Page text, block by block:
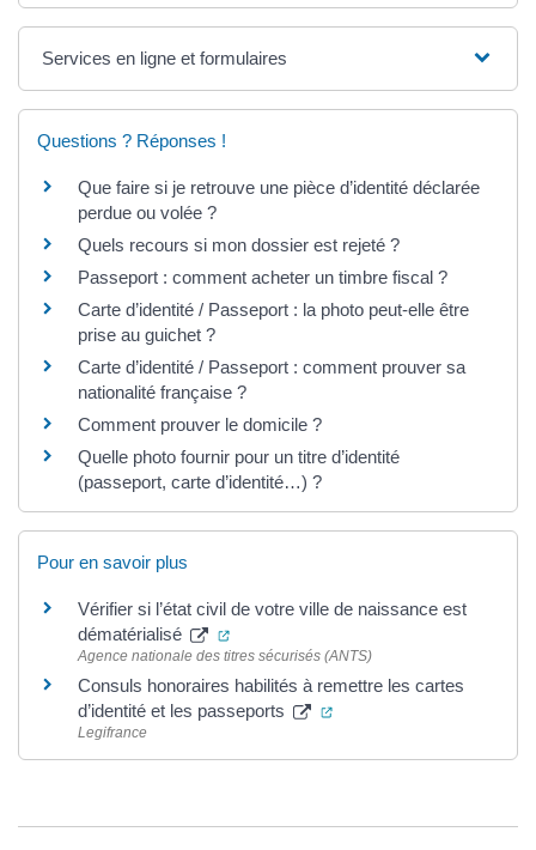
Services en ligne et formulaires
Questions ? Réponses !
Que faire si je retrouve une pièce d’identité déclarée
perdue ou volée ?
Quels recours si mon dossier est rejeté ?
Passeport : comment acheter un timbre fiscal ?
Carte d’identité / Passeport : la photo peut-elle être
prise au guichet ?
Carte d’identité / Passeport : comment prouver sa
nationalité française ?
Comment prouver le domicile ?
Quelle photo fournir pour un titre d’identité
(passeport, carte d’identité…) ?
Pour en savoir plus
Vérifier si l’état civil de votre ville de naissance est
dématérialisé
(ouverture dans un nouvel onglet)
Agence nationale des titres sécurisés (ANTS)
Consuls honoraires habilités à remettre les cartes
d’identité et les passeports
(ouverture dans un
Legifrance